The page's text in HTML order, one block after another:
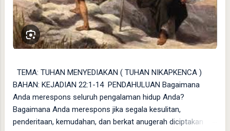
TEMA: TUHAN MENYEDIAKAN ( TUHAN NIKAPKENCA )
BAHAN: KEJADIAN 22:1-14 ​ PENDAHULUAN Bagaimana
Anda merespons seluruh pengalaman hidup Anda?
Bagaimana Anda merespons jika segala kesulitan,
penderitaan, kemudahan, dan berkat anugerah diciptakan